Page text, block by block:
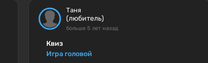
Таня
(любитель)
больше 5 лет назад
Квиз
Игра головой